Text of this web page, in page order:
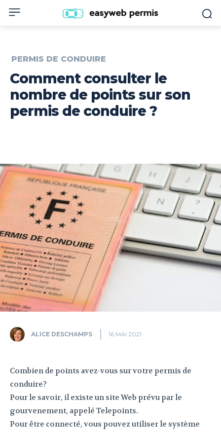
PERMIS DE CONDUIRE
Comment consulter le
nombre de points sur son
permis de conduire ?
ALICE DESCHAMPS 16 MAI 2021
Combien de points avez-vous sur votre permis de
conduire?
Pour le savoir, il existe un site Web prévu par le
gourvenement, appelé Telepoints.
Pour être connecté, vous pouvez utiliser le système